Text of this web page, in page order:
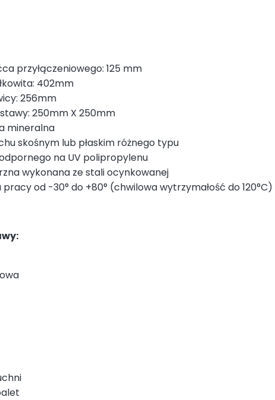
przyłączeniowego: 125 mm
402mm
256mm
250mm X 250mm
mineralna
skośnym lub płaskim różnego typu
na UV polipropylenu
wykonana ze stali ocynkowanej
od -30° do +80° (chwilowa wytrzymałość do 120°C)